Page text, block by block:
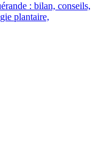
: bilan, conseils,
plantaire,